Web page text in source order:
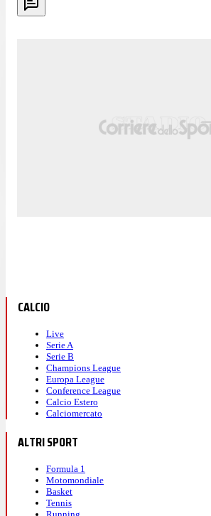
CALCIO
Live
Serie A
Serie B
Champions League
Europa League
Conference League
Calcio Estero
Calciomercato
ALTRI SPORT
Formula 1
Motomondiale
Basket
Tennis